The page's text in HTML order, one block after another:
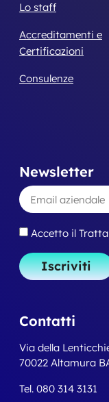
Lo staff
Accreditamenti e
Certificazioni
Consulenze
Newsletter
Accetto il
Iscriviti
Contatti
Via della
70022 Altamura
Tel. 080 314 3131